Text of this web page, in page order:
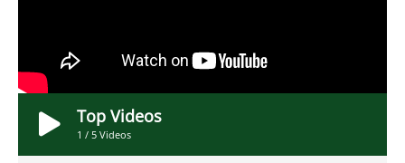
Top Videos
1 / 5 Videos